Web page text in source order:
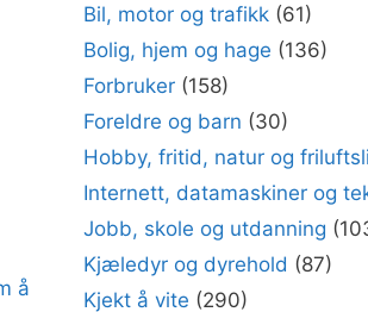
å
Bil, motor og trafikk (61)
Bolig, hjem og hage (136)
Forbruker (158)
Foreldre og barn (30)
Hobby, fritid, natur og
Internett, datamaskiner og
Jobb, skole og utdanning
Kjæledyr og dyrehold (87)
Kjekt å vite (290)